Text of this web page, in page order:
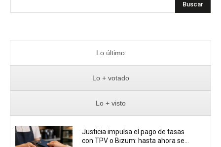
Buscar
Lo último
Lo + votado
Lo + visto
Justicia impulsa el pago de tasas
con TPV o Bizum: hasta ahora se...